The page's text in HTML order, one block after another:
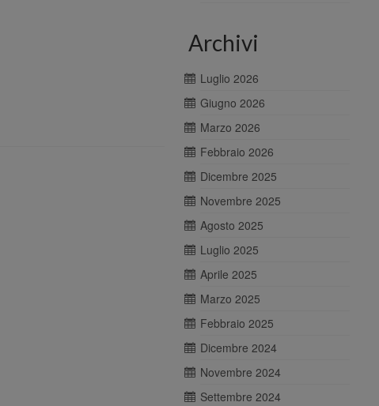
Archivi
Luglio 2026
Giugno 2026
Marzo 2026
Febbraio 2026
Dicembre 2025
Novembre 2025
Agosto 2025
Luglio 2025
Aprile 2025
Marzo 2025
Febbraio 2025
Dicembre 2024
Novembre 2024
Settembre 2024